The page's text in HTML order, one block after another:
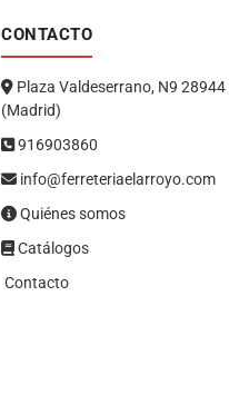
CONTACTO
Plaza Valdeserrano, N9
(Madrid)
916903860
info@ferreteriaelarroyo.com
Quiénes somos
Catálogos
Contacto